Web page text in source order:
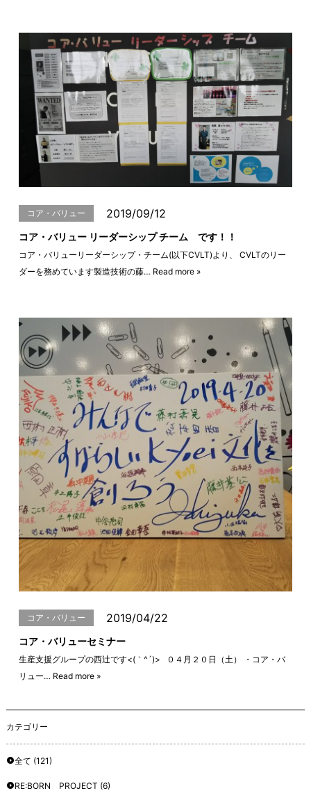
コア・バリュー 2019/09/12
コア・バリュー リーダーシップ チーム です！！
コア・バリューリーダーシップ・チーム(以下CVLT)より、 CVLTのリー
ダーを務めています製造技術の藤… Read more »
コア・バリュー 2019/04/22
コア・バリューセミナー
生産支援グループの西辻です<(｀^´)> ０４月２０日（土） ・コア・バ
リュー… Read more »
カテゴリー
全て (121)
RE:BORN PROJECT (6)